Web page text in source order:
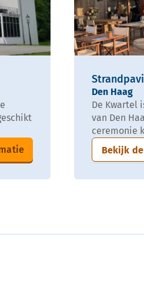
Den Haag
De Kwartel
van Den
ceremonie
Bekijk